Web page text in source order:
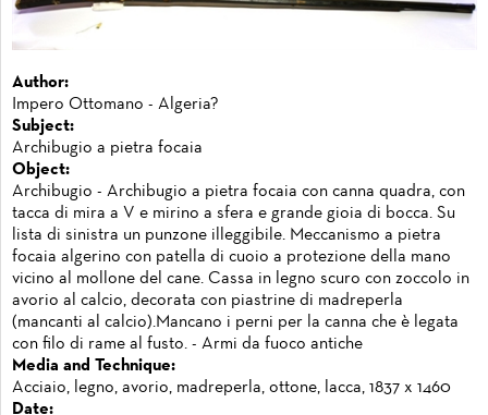
Author:
Impero Ottomano - Algeria?
Subject:
Archibugio a pietra focaia
Object:
Archibugio - Archibugio a pietra focaia con canna quadra, con
tacca di mira a V e mirino a sfera e grande gioia di bocca. Su
lista di sinistra un punzone illeggibile. Meccanismo a pietra
focaia algerino con patella di cuoio a protezione della mano
vicino al mollone del cane. Cassa in legno scuro con zoccolo in
avorio al calcio, decorata con piastrine di madreperla
(mancanti al calcio).Mancano i perni per la canna che è legata
con filo di rame al fusto. - Armi da fuoco antiche
Media and Technique:
Acciaio, legno, avorio, madreperla, ottone, lacca, 1837 x 1460
Date: